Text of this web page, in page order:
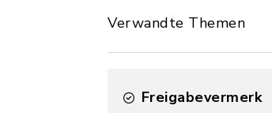
Verwandte Themen
Freigabevermerk